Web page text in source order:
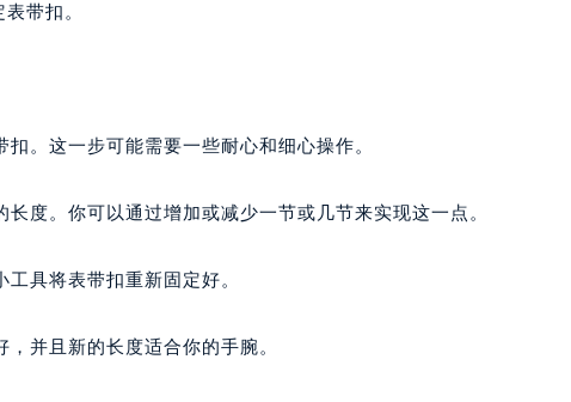
带扣。
。这一步可能需要一些耐心和细心操作。
度。你可以通过增加或减少一节或几节来实现这一点。
具将表带扣重新固定好。
并且新的长度适合你的手腕。